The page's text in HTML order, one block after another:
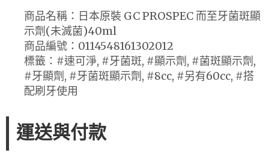
商品名稱：日本原裝 GC PROSPEC 而至牙菌斑顯
示劑(未滅菌)40ml
商品編號：0114548161302012
標籤：#速可淨, #牙菌斑, #顯示劑, #菌斑顯示劑,
#牙顯劑, #牙菌斑顯示劑, #8cc, #另有60cc, #搭
配刷牙使用
運送與付款